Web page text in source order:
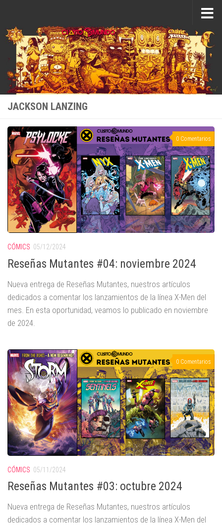
JACKSON LANZING
0 Comentarios
CÓMICS 05/12/2024
Reseñas Mutantes #04: noviembre 2024
Nueva entrega de Reseñas Mutantes, nuestros artículos
dedicados a comentar los lanzamientos de la línea X-Men del
mes. En esta oportunidad, veamos lo publicado en noviembre
de 2024.
0 Comentarios
CÓMICS 05/11/2024
Reseñas Mutantes #03: octubre 2024
Nueva entrega de Reseñas Mutantes, nuestros artículos
dedicados a comentar los lanzamientos de la línea X-Men del